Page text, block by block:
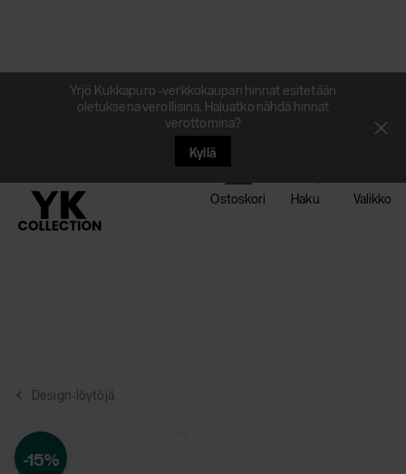
Yrjö Kukkapuro -verkkokaupan hinnat esitetään
oletuksena verollisina. Haluatko nähdä hinnat
verottomina?
Kyllä
Ostoskori Haku Valikko
Design-löytöjä
-15%
Avaa